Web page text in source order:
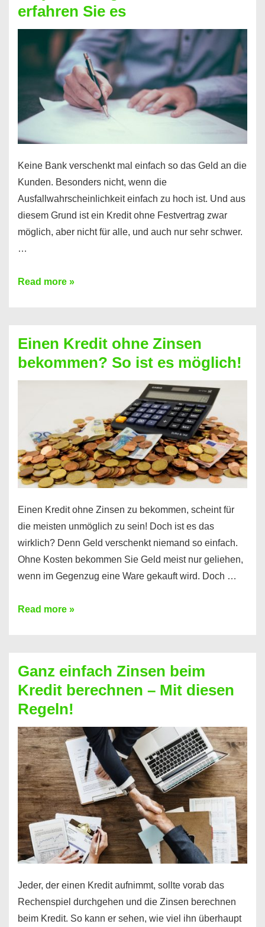
nicht
nur
für
Handy
möglich!
erfahren Sie es
Keine Bank verschenkt mal einfach so das Geld an die
Kunden. Besonders nicht, wenn die
Ausfallwahrscheinlichkeit einfach zu hoch ist. Und aus
diesem Grund ist ein Kredit ohne Festvertrag zwar
möglich, aber nicht für alle, und auch nur sehr schwer.
…
Ist
Festvertrag
für
jeden
erfahren
Sie
es
Read more »
Einen Kredit ohne Zinsen
bekommen? So ist es möglich!
Einen Kredit ohne Zinsen zu bekommen, scheint für
die meisten unmöglich zu sein! Doch ist es das
wirklich? Denn Geld verschenkt niemand so einfach.
Ohne Kosten bekommen Sie Geld meist nur geliehen,
wenn im Gegenzug eine Ware gekauft wird. Doch …
Einen
bekommen?
So
ist
es
möglich!
Read more »
Ganz einfach Zinsen beim
Kredit berechnen – Mit diesen
Regeln!
Jeder, der einen Kredit aufnimmt, sollte vorab das
Rechenspiel durchgehen und die Zinsen berechnen
beim Kredit. So kann er sehen, wie viel ihn überhaupt